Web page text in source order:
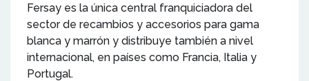
Fersay es la única central franquiciadora del
sector de recambios y accesorios para gama
blanca y marrón y distribuye también a nivel
internacional, en países como Francia, Italia y
Portugal.